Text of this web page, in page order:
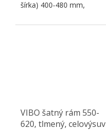
šírka) 400-480 mm,
rozmer 320-400...
VIBO šatný rám 550-
620, tlmený, celovýsuv